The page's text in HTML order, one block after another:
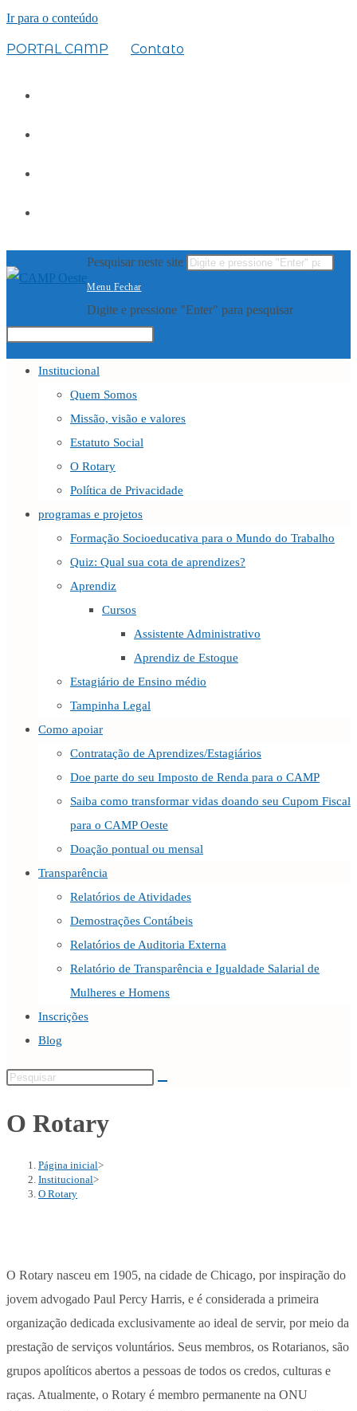
Ir para o conteúdo
PORTAL CAMP Contato
Pesquisar neste site
Menu Fechar
Digite e pressione "Enter" para pesquisar
Institucional
Quem Somos
Missão, visão e valores
Estatuto Social
O Rotary
Política de Privacidade
programas e projetos
Formação Socioeducativa para o Mundo do Trabalho
Quiz: Qual sua cota de aprendizes?
Aprendiz
Cursos
Assistente Administrativo
Aprendiz de Estoque
Estagiário de Ensino médio
Tampinha Legal
Como apoiar
Contratação de Aprendizes/Estagiários
Doe parte do seu Imposto de Renda para o CAMP
Saiba como transformar vidas doando seu Cupom Fiscal
para o CAMP Oeste
Doação pontual ou mensal
Transparência
Relatórios de Atividades
Demostrações Contábeis
Relatórios de Auditoria Externa
Relatório de Transparência e Igualdade Salarial de
Mulheres e Homens
Inscrições
Blog
O Rotary
Página inicial>
Institucional>
O Rotary
O Rotary nasceu em 1905, na cidade de Chicago, por inspiração do
jovem advogado Paul Percy Harris, e é considerada a primeira
organização dedicada exclusivamente ao ideal de servir, por meio da
prestação de serviços voluntários. Seus membros, os Rotarianos, são
grupos apolíticos abertos a pessoas de todos os credos, culturas e
raças. Atualmente, o Rotary é membro permanente na ONU